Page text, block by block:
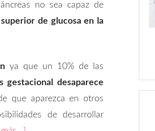
no sea capaz de
de glucosa en la
ya que un 10% de las
gestacional desaparece
que aparezca en otros
de desarrollar